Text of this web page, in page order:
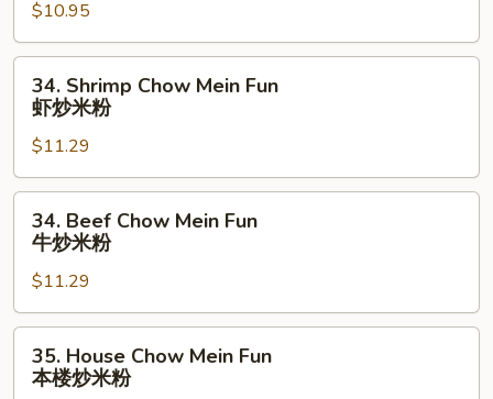
Chow
Mein
Fun
米
粉
$10.95
Shrimp
Chow
Mein
Fun
虾
34. Shrimp Chow Mein Fun
虾炒米粉
$11.29
Beef
Chow
Mein
Fun
牛
34. Beef Chow Mein Fun
牛炒米粉
$11.29
House
Chow
35. House Chow Mein Fun
本楼炒米粉